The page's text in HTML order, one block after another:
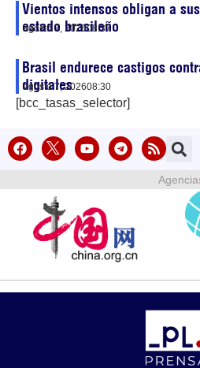
Vientos intensos obligan a
estado brasileño
agosto 7, 202608:37
Brasil endurece castigos
digitales
agosto 7, 202608:30
[bcc_tasas_selector]